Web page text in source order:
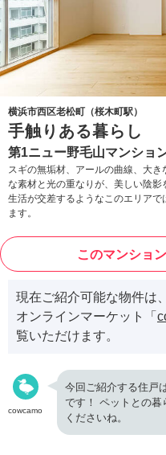
横浜市西区老松町（桜木町駅）
手触りある暮らし
第1ニュー野毛山マンショ
スギの無垢材、アールの曲線、大
な素材と光の重なりが、美しい陰
生活が交差するようなこのエリア
ます。
このマンショ
現在ご紹介可能な物件は
オンラインマーケット「
覧いただけます。
cowcamo
今回ご紹介する住戸
です！ ペットとの暮
くださいね。